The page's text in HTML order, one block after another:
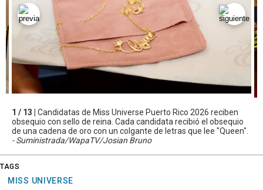
1 / 13 | Candidatas de Miss Universe Puerto Rico 2026 reciben
obsequio con sello de reina. Cada candidata recibió el obsequio
de una cadena de oro con un colgante de letras que lee "Queen".
- Suministrada/WapaTV/Josian Bruno
TAGS
MISS UNIVERSE